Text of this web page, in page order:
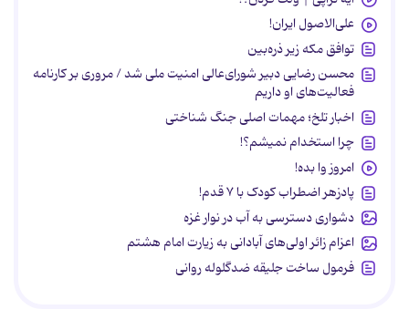
علی‌الاصول ایران!
توافق مکه زیر ذره‌بین
محسن رضایی دبیر شورای‌عالی امنیت ملی شد / مروری بر کارنامه
فعالیت‌های او داریم
اخبار تلخ؛ مهمات اصلی جنگ شناختی
چرا استخدام نمیشم؟!
امروز وا بده!
پادزهر اضطراب کودک با ۷ قدم!
دشواری دسترسی به آب در نوار غزه
اعزام زائر اولی‌های آبادانی به زیارت امام هشتم
فرمول ساخت جلیقه ضدگلوله روانی